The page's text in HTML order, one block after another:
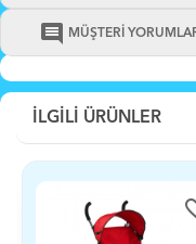
comment MÜŞTERİ
İLGİLİ ÜRÜNLER